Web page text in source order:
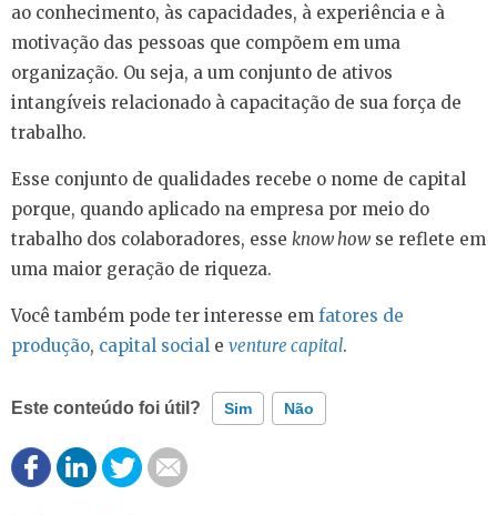
ao conhecimento, às capacidades, à experiência e à
motivação das pessoas que compõem em uma
organização. Ou seja, a um conjunto de ativos
intangíveis relacionado à capacitação de sua força de
trabalho.
Esse conjunto de qualidades recebe o nome de capital
porque, quando aplicado na empresa por meio do
trabalho dos colaboradores, esse know how se reflete em
uma maior geração de riqueza.
Você também pode ter interesse em fatores de
produção, capital social e venture capital.
Este conteúdo foi útil? Sim Não
Este conteúdo contém informação incorreta